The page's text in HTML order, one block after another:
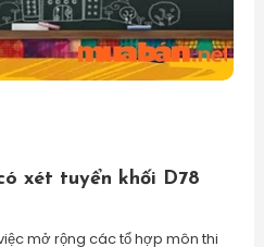
xét tuyển khối D78
mở rộng các tổ hợp môn thi